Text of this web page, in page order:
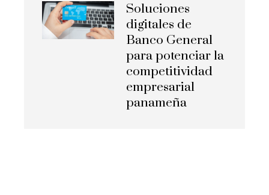
Soluciones
digitales de
Banco General
para potenciar la
competitividad
empresarial
panameña